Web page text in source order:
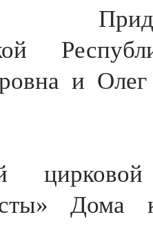
и
цирковой
Дома